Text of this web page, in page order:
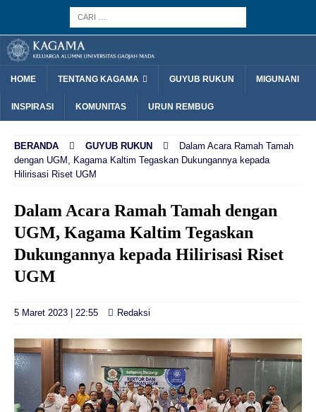
HOME TENTANG KAGAMA GUYUB RUKUN MIGUNANI
INSPIRASI KOMUNITAS URUN REMBUG
BERANDA GUYUB RUKUN
Dalam Acara Ramah Tamah
dengan UGM, Kagama Kaltim Tegaskan Dukungannya kepada
Hilirisasi Riset UGM
Dalam Acara Ramah Tamah dengan
UGM, Kagama Kaltim Tegaskan
Dukungannya kepada Hilirisasi Riset
UGM
5 Maret 2023 | 22:55 Redaksi